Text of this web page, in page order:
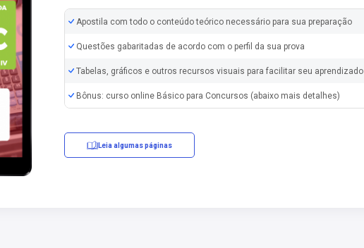
Apostila com todo o conteúdo teórico necessário para sua preparação
Questões gabaritadas de acordo com o perfil da sua prova
Tabelas, gráficos e outros recursos visuais para facilitar seu aprendizado
Bônus: curso online Básico para Concursos (abaixo mais detalhes)
Leia algumas páginas